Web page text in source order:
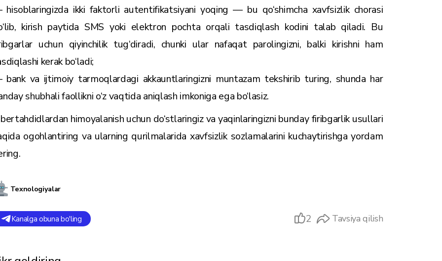
ikki faktorli autentifikatsiyani yoqing — bu qo‘shimcha xavfsizlik chorasi
kirish paytida SMS yoki elektron pochta orqali tasdiqlash kodini talab qiladi. Bu
uchun qiyinchilik tug‘diradi, chunki ular nafaqat parolingizni, balki kirishni ham
kerak bo‘ladi;
va ijtimoiy tarmoqlardagi akkauntlaringizni muntazam tekshirib turing, shunda har
shubhali faollikni o‘z vaqtida aniqlash imkoniga ega bo‘lasiz.
himoyalanish uchun do‘stlaringiz va yaqinlaringizni bunday firibgarlik usullari
ogohlantiring va ularning qurilmalarida xavfsizlik sozlamalarini kuchaytirishga yordam
Texnologiyalar
Kanalga obuna bo'ling 2 Tavsiya qilish